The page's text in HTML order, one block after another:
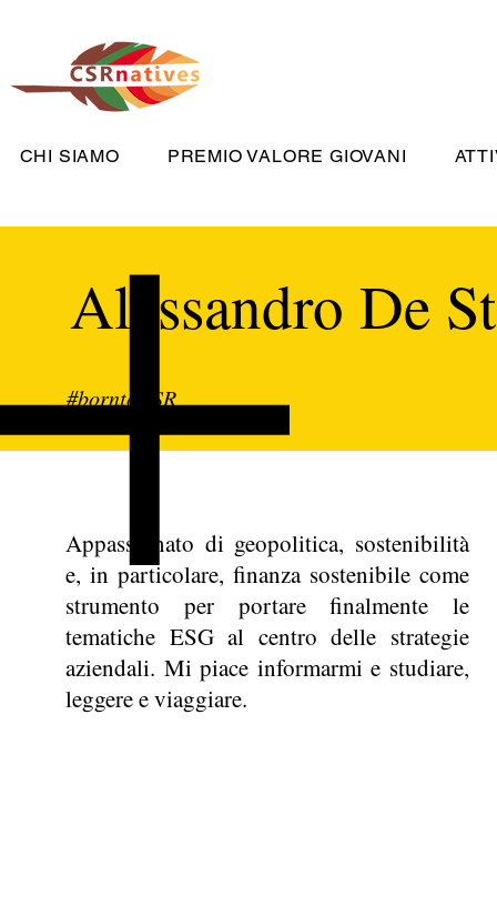
CHI SIAMO PREMIO VALORE GIOVANI
Alessandro De
#borntoCSR
Appassionato di geopolitica, sostenibilità
e, in particolare, finanza sostenibile come
strumento per portare finalmente le
tematiche ESG al centro delle strategie
aziendali. Mi piace informarmi e studiare,
leggere e viaggiare.